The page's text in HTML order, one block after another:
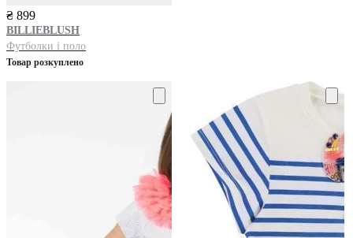
₴ 899
BILLIEBLUSH
Футболки і поло
Товар розкуплено